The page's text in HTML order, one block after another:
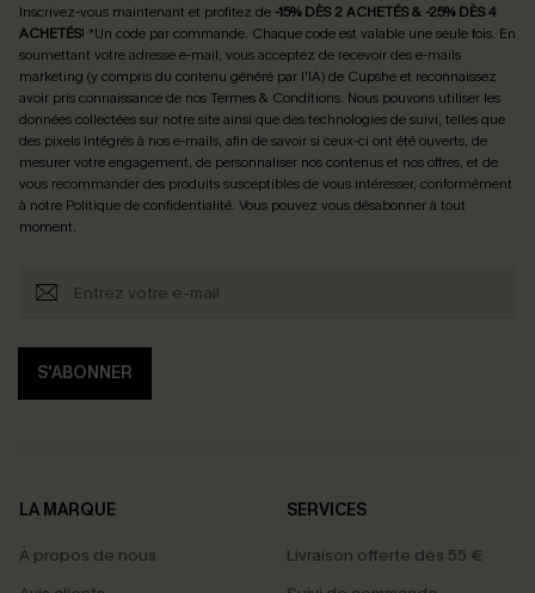
Inscrivez-vous maintenant et profitez de -15% DÈS 2 ACHETÉS & -25% DÈS 4
ACHETÉS! *Un code par commande. Chaque code est valable une seule fois. En
soumettant votre adresse e-mail, vous acceptez de recevoir des e-mails
marketing (y compris du contenu généré par l'IA) de Cupshe et reconnaissez
avoir pris connaissance de nosTermes & Conditions. Nous pouvons utiliser les
données collectées sur notre site ainsi que des technologies de suivi, telles que
des pixels intégrés à nos e-mails, afin de savoir si ceux-ci ont été ouverts, de
mesurer votre engagement, de personnaliser nos contenus et nos offres, et de
vous recommander des produits susceptibles de vous intéresser, conformément
à notre Politique de confidentialité. Vous pouvez vous désabonner à tout
moment.
S'ABONNER
LA MARQUE
À propos de nous
SERVICES
Livraison offerte dès 55 €